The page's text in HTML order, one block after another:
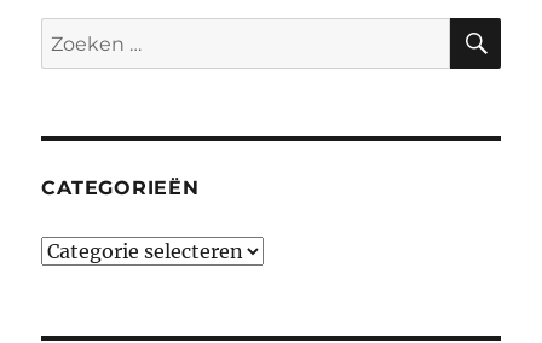
Zoeken
naar:
CATEGORIEËN
Categorieën